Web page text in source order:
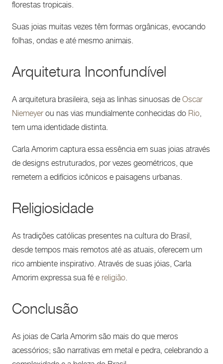
florestas tropicais.
Suas joias muitas vezes têm formas orgânicas, evocando
folhas, ondas e até mesmo animais.
Arquitetura Inconfundível
A arquitetura brasileira, seja as linhas sinuosas de Oscar
Niemeyer ou nas vias mundialmente conhecidas do Rio,
tem uma identidade distinta.
Carla Amorim captura essa essência em suas joias através
de designs estruturados, por vezes geométricos, que
remetem a edifícios icônicos e paisagens urbanas.
Religiosidade
As tradições católicas presentes na cultura do Brasil,
desde tempos mais remotos até as atuais, oferecem um
rico ambiente inspirativo. Através de suas jóias, Carla
Amorim expressa sua fé e religião.
Conclusão
As joias de Carla Amorim são mais do que meros
acessórios; são narrativas em metal e pedra, celebrando a